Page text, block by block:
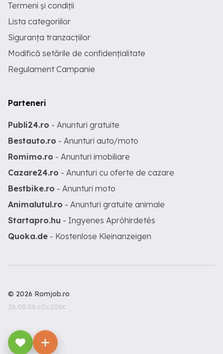
Termeni și condiții
Lista categoriilor
Siguranța tranzacțiilor
Modifică setările de confidențialitate
Regulament Campanie
Parteneri
Publi24.ro - Anunturi gratuite
Bestauto.ro - Anunturi auto/moto
Romimo.ro - Anunturi imobiliare
Cazare24.ro - Anunturi cu oferte de cazare
Bestbike.ro - Anunturi moto
Animalutul.ro - Anunturi gratuite animale
Startapro.hu - Ingyenes Apróhirdetés
Quoka.de - Kostenlose Kleinanzeigen
© 2026 Romjob.ro
26.08.06.c0c206c